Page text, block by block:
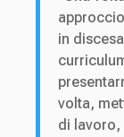
in
volta,
di